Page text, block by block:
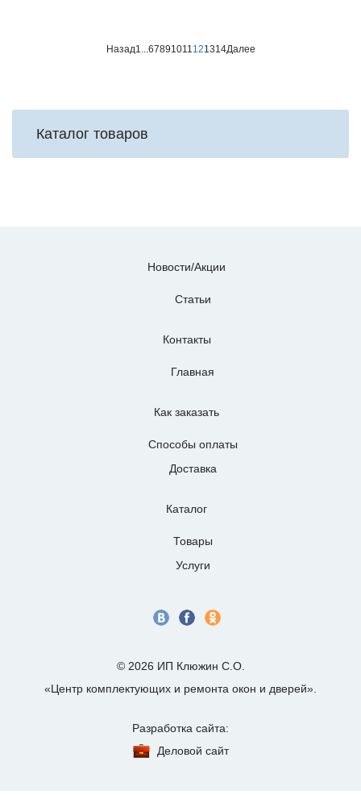
Назад1...67891011121314Далее
Каталог товаров
Новости/Акции
Статьи
Контакты
Главная
Как заказать
Способы оплаты
Доставка
Каталог
Товары
Услуги
© 2026 ИП Клюжин С.О.
«Центр комплектующих и ремонта окон и дверей».
Разработка сайта:
Деловой сайт